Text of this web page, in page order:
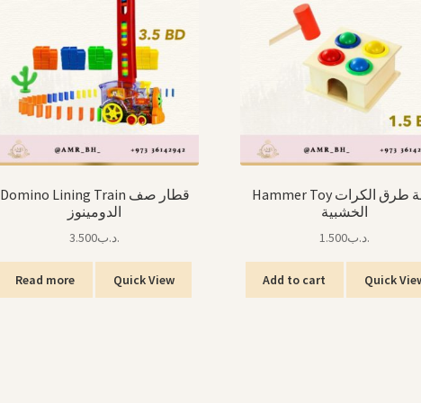
Domino Lining Train قطار صف
الدومينوز
.د.ب3.500
Read more Quick View
Hammer Toy لعبة طرق الكرات
الخشبية
.د.ب1.500
Add to cart Quick